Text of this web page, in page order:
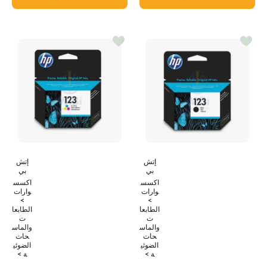
إتش
بي
اكسس
وارات
>
الطابعا
ت
والماس
حات
الضوئي
ة >
إتش
بي
اكسس
وارات
>
الطابعا
ت
والماس
حات
الضوئي
ة >